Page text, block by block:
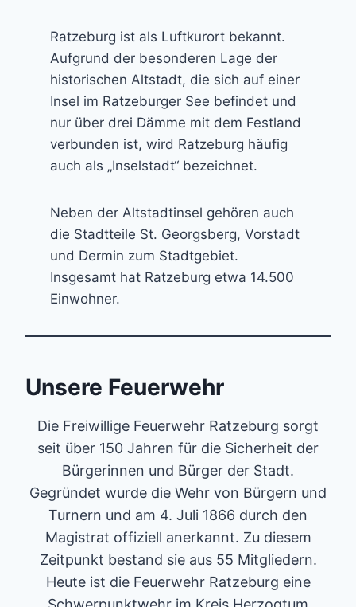
Ratzeburg ist als Luftkurort bekannt.
Aufgrund der besonderen Lage der
historischen Altstadt, die sich auf einer
Insel im Ratzeburger See befindet und
nur über drei Dämme mit dem Festland
verbunden ist, wird Ratzeburg häufig
auch als „Inselstadt“ bezeichnet.
Neben der Altstadtinsel gehören auch
die Stadtteile St. Georgsberg, Vorstadt
und Dermin zum Stadtgebiet.
Insgesamt hat Ratzeburg etwa 14.500
Einwohner.
Unsere Feuerwehr
Die Freiwillige Feuerwehr Ratzeburg sorgt
seit über 150 Jahren für die Sicherheit der
Bürgerinnen und Bürger der Stadt.
Gegründet wurde die Wehr von Bürgern und
Turnern und am 4. Juli 1866 durch den
Magistrat offiziell anerkannt. Zu diesem
Zeitpunkt bestand sie aus 55 Mitgliedern.
Heute ist die Feuerwehr Ratzeburg eine